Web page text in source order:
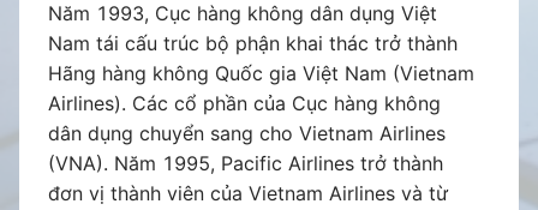
Việt Nam (Vietnam Airlines Group). Pacific
Airlines sẽ tiếp tục hoạt động theo mô hình
hàng không chi phí thấp và phụ trách dải sản
phẩm giá rẻ của Vietnam Airlines Group.
Năm 1993, Cục hàng không dân dụng Việt
Nam tái cấu trúc bộ phận khai thác trở thành
Hãng hàng không Quốc gia Việt Nam (Vietnam
Airlines). Các cổ phần của Cục hàng không
dân dụng chuyển sang cho Vietnam Airlines
(VNA). Năm 1995, Pacific Airlines trở thành
đơn vị thành viên của Vietnam Airlines và từ